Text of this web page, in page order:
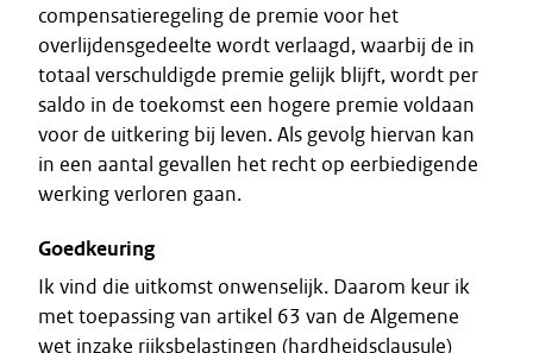
compensatieregeling de premie voor het
overlijdensgedeelte wordt verlaagd, waarbij de in
totaal verschuldigde premie gelijk blijft, wordt per
saldo in de toekomst een hogere premie voldaan
voor de uitkering bij leven. Als gevolg hiervan kan
in een aantal gevallen het recht op eerbiedigende
werking verloren gaan.
Goedkeuring
Ik vind die uitkomst onwenselijk. Daarom keur ik
met toepassing van artikel 63 van de Algemene
wet inzake rijksbelastingen (hardheidsclausule)